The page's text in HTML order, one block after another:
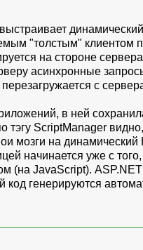
"толстым" клиентом
на стороне
асинхронные
с
в ней
ScriptManager
мозги на
начинается уже с того,
(на JavaScript).
генерируются